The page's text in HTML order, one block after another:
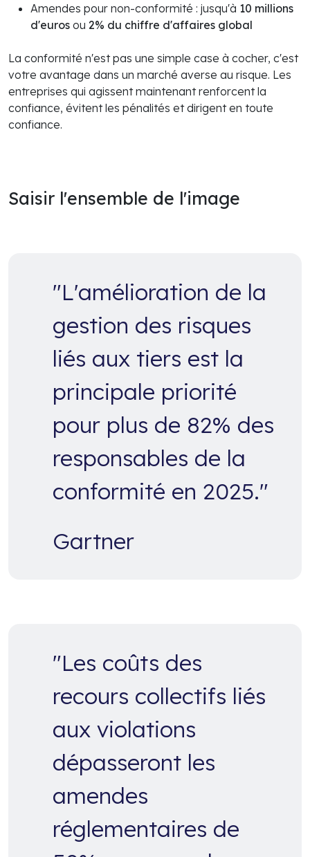
Amendes pour non-conformité : jusqu'à 10 millions
d'euros ou 2% du chiffre d'affaires global
La conformité n'est pas une simple case à cocher, c'est
votre avantage dans un marché averse au risque. Les
entreprises qui agissent maintenant renforcent la
confiance, évitent les pénalités et dirigent en toute
confiance.
Saisir l'ensemble de l'image
"L'amélioration de la
gestion des risques
liés aux tiers est la
principale priorité
pour plus de 82% des
responsables de la
conformité en 2025."
Gartner
"Les coûts des
recours collectifs liés
aux violations
dépasseront les
amendes
réglementaires de